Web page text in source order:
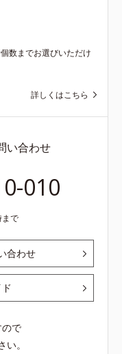
数までお選びいただけ
詳しくはこちら
い合わせ
010
で
合わせ
で
。